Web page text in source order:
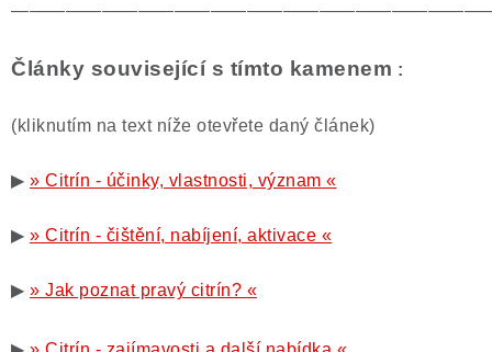
Články související s tímto kamenem :
(kliknutím na text níže otevřete daný článek)
▶ » Citrín - účinky, vlastnosti, význam «
▶ » Citrín - čištění, nabíjení, aktivace «
▶ » Jak poznat pravý citrín? «